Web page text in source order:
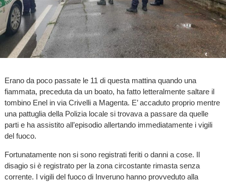
Erano da poco passate le 11 di questa mattina quando una
fiammata, preceduta da un boato, ha fatto letteralmente saltare il
tombino Enel in via Crivelli a Magenta. E’ accaduto proprio mentre
una pattuglia della Polizia locale si trovava a passare da quelle
parti e ha assistito all’episodio allertando immediatamente i vigili
del fuoco.
Fortunatamente non si sono registrati feriti o danni a cose. Il
disagio si è registrato per la zona circostante rimasta senza
corrente. I vigili del fuoco di Inveruno hanno provveduto alla